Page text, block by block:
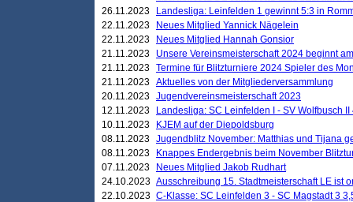
26.11.2023
Landesliga: Leinfelden 1 gewinnt 5:3 in
22.11.2023
Neues Mitglied Yannick Nägelein
22.11.2023
Neues Mitglied Hannah Gonsior
21.11.2023
Unsere Vereinsmeisterschaft 2024 beginnt
21.11.2023 Termine für Blitzturniere 2024 Spieler des
21.11.2023 Aktuelles von der Mitgliederversammlung
20.11.2023 Jugendvereinsmeisterschaft 2023
12.11.2023
Landesliga: SC Leinfelden I - SV Wolfbusch II
10.11.2023
KJEM auf der Diepoldsburg
08.11.2023 Jugendblitz November: Matthias und Tijana
08.11.2023
Knappes Endergebnis beim November
07.11.2023
Neues Mitglied Jakob Rudhart
24.10.2023 Ausschreibung 15. Stadtmeisterschaft LE ist
22.10.2023 C-Klasse: SC Leinfelden 3 - SC Magstadt 3